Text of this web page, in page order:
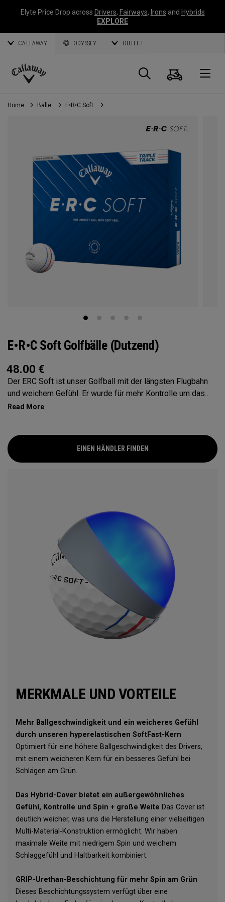
Elyte Price Drop across Drivers, Fairways, Irons and Hybrids
EXPLORE
CALLAWAY ODYSSEY OUTLET
Callaway
Golf
Suche
Home Bälle E•R•C Soft
E•R•C Soft Golfbälle (Dutzend)
48.00 €
Der ERC Soft ist unser Golfball mit der längsten Flugbahn
und weichem Gefühl. Er wurde für mehr Kontrolle um das
Grün entwickelt. Dieser Ball mit perfekter Performance
niedrigem bis mittlerem Handicap. Der Ball verfügt über
einen hyperelastischen SoftFast-Kern, der die
Ballgeschwindigkeit beim Abschlag erhöht und gleichzeitig
am Grün sorgt. Und unsere beliebte, tourerprobte Triple
Track-Ausrichtung hilft Ihnen, die richtige Linie für eine
bessere Genauigkeit beim Putten im besten ERC Soft aller
Zeiten zu wählen.
EINEN HÄNDLER FINDEN
MERKMALE UND VORTEILE
Mehr Ballgeschwindigkeit und ein weicheres Gefühl
durch unseren hyperelastischen SoftFast-Kern
Optimiert für eine höhere Ballgeschwindigkeit des Drivers,
mit einem weicheren Kern für ein besseres Gefühl bei
Schlägen am Grün.
Das Hybrid-Cover bietet ein außergewöhnliches
Gefühl, Kontrolle und Spin + große Weite Das Cover ist
deutlich weicher, was uns die Herstellung einer vielseitigen
Multi-Material-Konstruktion ermöglicht. Wir haben
maximale Weite mit niedrigem Spin und weichem
Schlaggefühl und Haltbarkeit kombiniert.
GRIP-Urethan-Beschichtung für mehr Spin am Grün
Dieses Beschichtungssystem verfügt über eine